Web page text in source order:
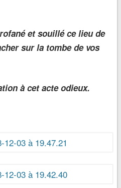
et souillé ce lieu de
sur la tombe de vos
à cet acte odieux.